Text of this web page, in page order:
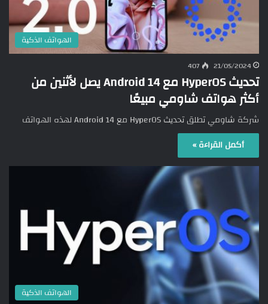
الهواتف الذكية
21/05/2024
407
تحديث HyperOS مع Android 14 يصل لأثنين من
أكثر هواتف شاومي مبيعًا
شركة شاومي تطلق تحديث HyperOS مع Android 14 لهذه الهواتف
أكمل القراءة »
الهواتف الذكية